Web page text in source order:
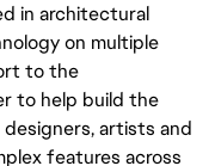
in architectural
on multiple
to the
to help build the
designers, artists and
features across